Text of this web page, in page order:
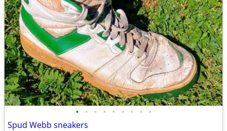
• • • • • • • • •
Spud Webb sneakers